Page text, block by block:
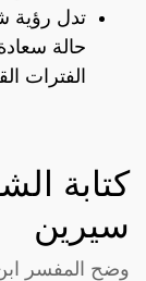
تدل
حالة
الفترات
كتابة
سيرين
وضح المفسر